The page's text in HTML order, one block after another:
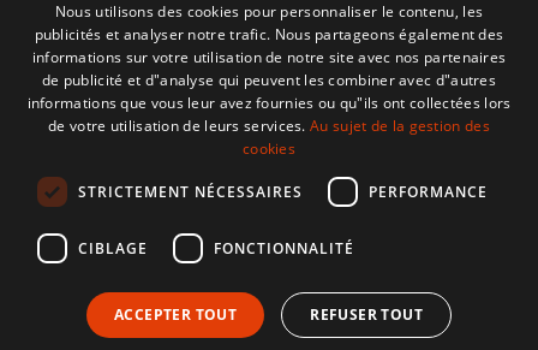
S'abonner
BASQUE
FRENCH
Nous utilisons des cookies pour personnaliser le contenu, les
publicités et analyser notre trafic. Nous partageons également des
informations sur votre utilisation de notre site avec nos partenaires
de publicité et d"analyse qui peuvent les combiner avec d"autres
informations que vous leur avez fournies ou qu"ils ont collectées lors
de votre utilisation de leurs services.Au sujet de la gestion des
cookies
STRICTEMENT NÉCESSAIRES PERFORMANCE
CIBLAGE FONCTIONNALITÉ
ACCEPTER TOUT REFUSER TOUT